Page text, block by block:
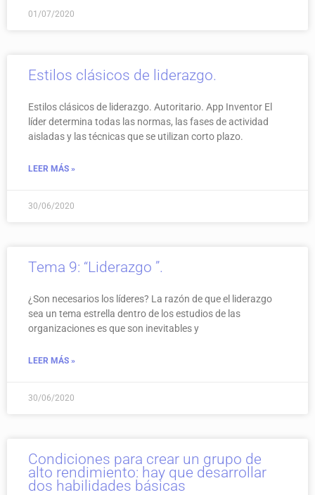
01/07/2020
Estilos clásicos de liderazgo.
Estilos clásicos de liderazgo. Autoritario. App Inventor El
líder determina todas las normas, las fases de actividad
aisladas y las técnicas que se utilizan corto plazo.
LEER MÁS »
30/06/2020
Tema 9: “Liderazgo ”.
¿Son necesarios los líderes? La razón de que el liderazgo
sea un tema estrella dentro de los estudios de las
organizaciones es que son inevitables y
LEER MÁS »
30/06/2020
Condiciones para crear un grupo de
alto rendimiento: hay que desarrollar
dos habilidades básicas